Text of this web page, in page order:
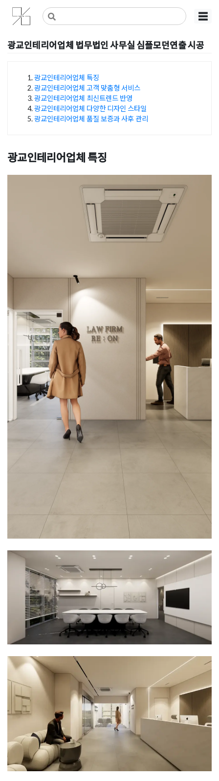
Skip
content
사무실인테리어 디자인 공사 비용견적 플랫폼
사무실인테리어 916
☰
광교인테리어업체 법무법인 사무실 심플모던연출 시공
광교인테리어업체 특징
광교인테리어업체 고객 맞춤형 서비스
광교인테리어업체 최신트렌드 반영
광교인테리어업체 다양한 디자인 스타일
광교인테리어업체 품질 보증과 사후 관리
광교인테리어업체 특징